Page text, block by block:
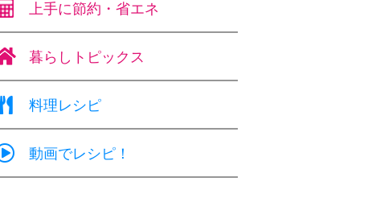
上手に節約・省エネ
暮らしトピックス
料理レシピ
動画でレシピ！